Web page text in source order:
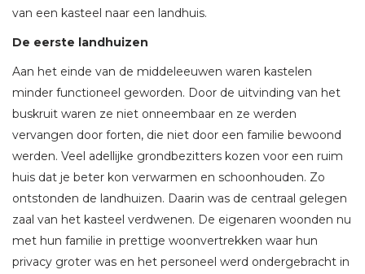
van een kasteel naar een landhuis.
De eerste landhuizen
Aan het einde van de middeleeuwen waren kastelen
minder functioneel geworden. Door de uitvinding van het
buskruit waren ze niet onneembaar en ze werden
vervangen door forten, die niet door een familie bewoond
werden. Veel adellijke grondbezitters kozen voor een ruim
huis dat je beter kon verwarmen en schoonhouden. Zo
ontstonden de landhuizen. Daarin was de centraal gelegen
zaal van het kasteel verdwenen. De eigenaren woonden nu
met hun familie in prettige woonvertrekken waar hun
privacy groter was en het personeel werd ondergebracht in